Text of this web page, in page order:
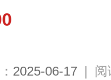
2025-06-17 | 阅